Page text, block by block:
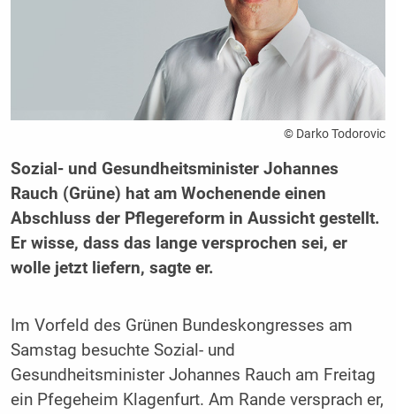
© Darko Todorovic
Sozial- und Gesundheitsminister Johannes
Rauch (Grüne) hat am Wochenende einen
Abschluss der Pflegereform in Aussicht gestellt.
Er wisse, dass das lange versprochen sei, er
wolle jetzt liefern, sagte er.
Im Vorfeld des Grünen Bundeskongresses am
Samstag besuchte Sozial- und
Gesundheitsminister Johannes Rauch am Freitag
ein Pfegeheim Klagenfurt. Am Rande versprach er,